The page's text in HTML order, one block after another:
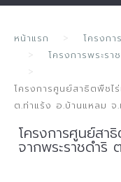
หน้าแรก
โครงก
โครงการพระร
โครงการศูนย์สาธิตพืชไ
ต.ท่าแร้ง อ.บ้านแหลม จ.
โครงการศูนย์สา
จากพระราชดำริ